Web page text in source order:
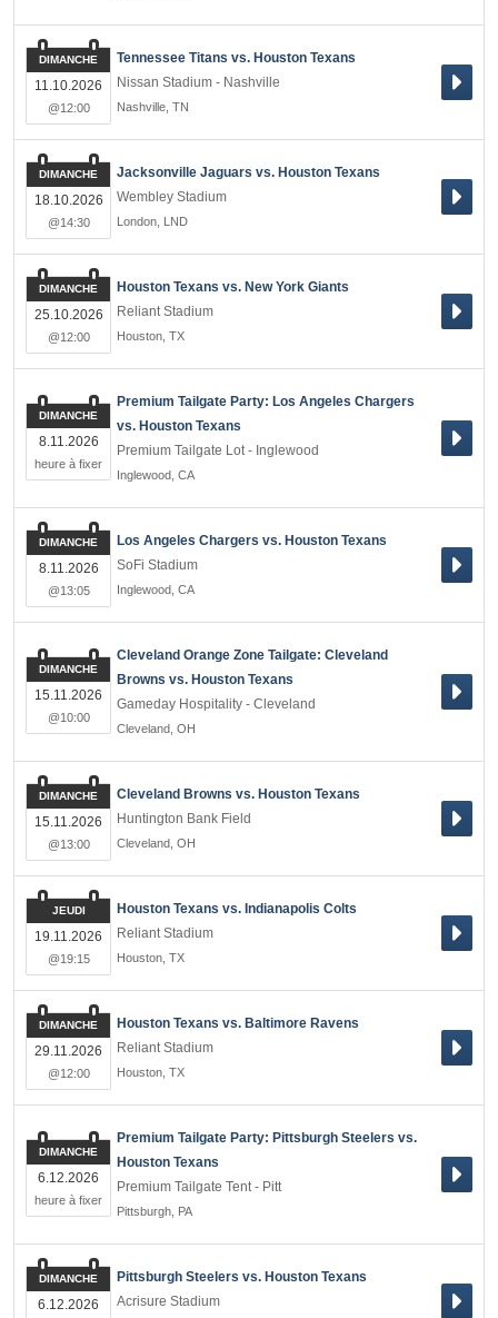
Tennessee Titans vs. Houston Texans
Nissan Stadium - Nashville
Nashville TN
DIMANCHE
11.10.2026
@12:00
Jacksonville Jaguars vs. Houston Texans
Wembley Stadium
London LND
DIMANCHE
18.10.2026
@14:30
Houston Texans vs. New York Giants
Reliant Stadium
Houston TX
DIMANCHE
25.10.2026
@12:00
Premium Tailgate Party: Los Angeles Chargers
vs. Houston Texans
Premium Tailgate Lot - Inglewood
Inglewood CA
DIMANCHE
8.11.2026
heure à fixer
Los Angeles Chargers vs. Houston Texans
SoFi Stadium
Inglewood CA
DIMANCHE
8.11.2026
@13:05
Cleveland Orange Zone Tailgate: Cleveland
Browns vs. Houston Texans
Gameday Hospitality - Cleveland
Cleveland OH
DIMANCHE
15.11.2026
@10:00
Cleveland Browns vs. Houston Texans
Huntington Bank Field
Cleveland OH
DIMANCHE
15.11.2026
@13:00
Houston Texans vs. Indianapolis Colts
Reliant Stadium
Houston TX
JEUDI
19.11.2026
@19:15
Houston Texans vs. Baltimore Ravens
Reliant Stadium
Houston TX
DIMANCHE
29.11.2026
@12:00
Premium Tailgate Party: Pittsburgh Steelers vs.
Houston Texans
Premium Tailgate Tent - Pitt
Pittsburgh PA
DIMANCHE
6.12.2026
heure à fixer
Pittsburgh Steelers vs. Houston Texans
Acrisure Stadium
DIMANCHE
6.12.2026